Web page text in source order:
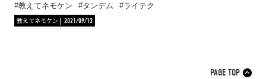
教えてネモケン タンデム
ライテク
教えてネモケン
2021/09/13
PAGE TOP